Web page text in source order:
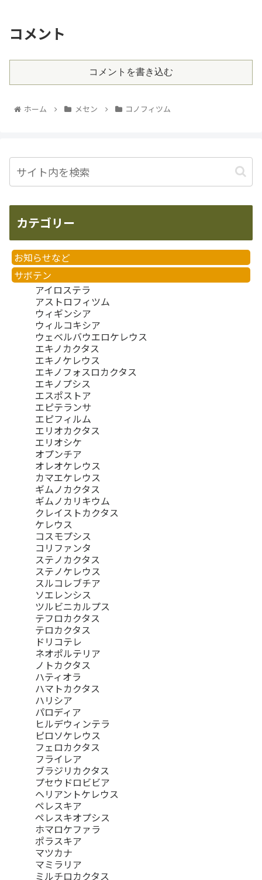
コメント
コメントを書き込む
ホーム メセン コノフィツム
カテゴリー
お知らせなど
サボテン
アイロステラ
アストロフィツム
ウィギンシア
ウィルコキシア
ウェベルバウエロケレウス
エキノカクタス
エキノケレウス
エキノフォスロカクタス
エキノプシス
エスポストア
エピテランサ
エピフィルム
エリオカクタス
エリオシケ
オプンチア
オレオケレウス
カマエケレウス
ギムノカクタス
ギムノカリキウム
クレイストカクタス
ケレウス
コスモプシス
コリファンタ
ステノカクタス
ステノケレウス
スルコレブチア
ソエレンシス
ツルビニカルプス
テフロカクタス
テロカクタス
ドリコテレ
ネオポルテリア
ノトカクタス
ハティオラ
ハマトカクタス
ハリシア
パロディア
ヒルデウィンテラ
ピロソケレウス
フェロカクタス
フライレア
ブラジリカクタス
プセウドロビビア
ヘリアントケレウス
ペレスキア
ペレスキオプシス
ホマロケファラ
ポラスキア
マツカナ
マミラリア
ミルチロカクタス